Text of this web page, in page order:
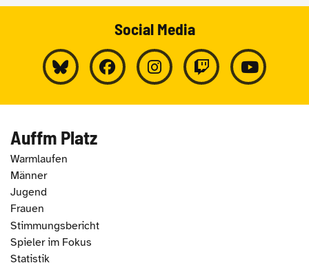
Social Media
Auffm Platz
Warmlaufen
Männer
Jugend
Frauen
Stimmungsbericht
Spieler im Fokus
Statistik